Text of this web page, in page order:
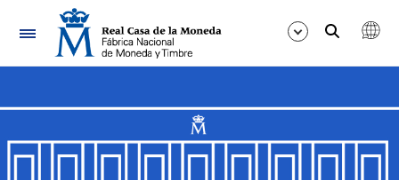
Nabigazioa